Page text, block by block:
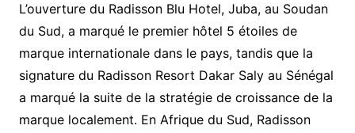
L’ouverture du Radisson Blu Hotel, Juba, au Soudan
du Sud, a marqué le premier hôtel 5 étoiles de
marque internationale dans le pays, tandis que la
signature du Radisson Resort Dakar Saly au Sénégal
a marqué la suite de la stratégie de croissance de la
marque localement. En Afrique du Sud, Radisson